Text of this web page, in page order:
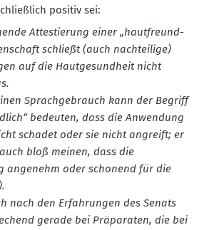
positiv sei:
Attes­tierung einer „hautfreund­
schließt (auch nachteilige)
auf die Hautge­sundheit nicht
Sprach­ge­brauch kann der Begriff
bedeuten, dass die Anwendung
schadet oder sie nicht angreift; er
bloß meinen, dass die
angenehm oder schonend für die
nach den Erfah­rungen des Senats
gerade bei Präpa­raten, die bei